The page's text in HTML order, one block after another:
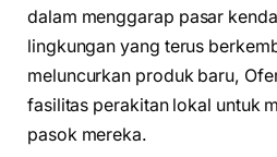
dalam menggarap pasar
lingkungan yang terus
meluncurkan produk baru,
fasilitas perakitan lokal untuk
pasok mereka.